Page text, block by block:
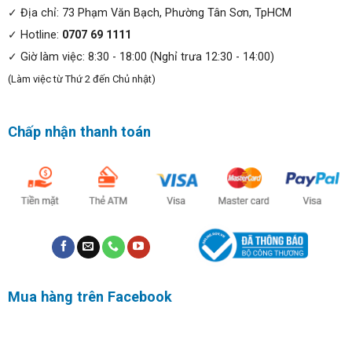
Máy được trang bị sẵn 32GB RAM DDR5 tốc độ 5600
MHz (2 khe cắm), đảm bảo khả năng đa nhiệm trơn tru
PCIe 4.0 cho tốc độ khởi động máy, mở ứng dụng và
truyền tải dữ liệu cực nhanh, đồng thời có thể nâng cấp
✓ Địa chỉ: 73 Phạm Văn Bạch, Phường Tân Sơn, TpHCM
✓ Hotline: 0707 69 1111
✓ Giờ làm việc: 8:30 - 18:00 (Nghỉ trưa 12:30 - 14:00)
(Làm việc từ Thứ 2 đến Chủ nhật)
Chấp nhận thanh toán
Mua hàng trên Facebook